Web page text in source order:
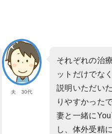
夫 30代
それぞれの治
ットだけでな
説明いただい
りやすかったで
妻と一緒に
し、体外受精